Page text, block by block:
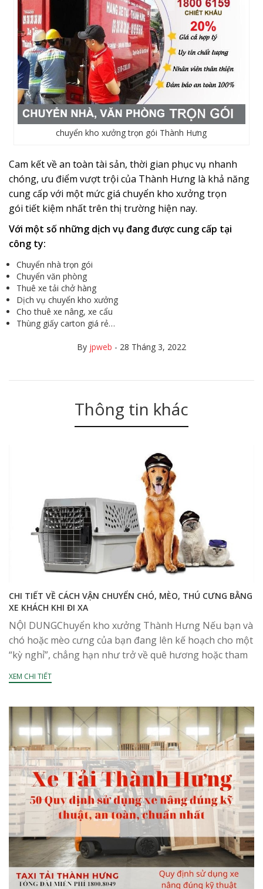
chuyển kho xưởng trọn gói Thành Hưng
Cam kết về an toàn tài sản, thời gian phục vụ nhanh
chóng, ưu điểm vượt trội của Thành Hưng là khả năng
cung cấp với một mức giá chuyển kho xưởng trọn
gói tiết kiệm nhất trên thị trường hiện nay.
Với một số những dịch vụ đang được cung cấp tại
công ty:
Chuyển nhà trọn gói
Chuyển văn phòng
Thuê xe tải chở hàng
Dịch vụ chuyển kho xưởng
Cho thuê xe nâng, xe cẩu
Thùng giấy carton giá rẻ…
By jpweb - 28 Tháng 3, 2022
Thông tin khác
CHI TIẾT VỀ CÁCH VẬN CHUYỂN CHÓ, MÈO, THÚ CƯNG BẰNG
XE KHÁCH KHI ĐI XA
NỘI DUNGChuyển kho xưởng Thành Hưng Nếu bạn và
chó hoặc mèo cưng của bạn đang lên kế hoạch cho một
“kỳ nghỉ”, chẳng hạn như trở về quê hương hoặc tham
gia một...
XEM CHI TIẾT